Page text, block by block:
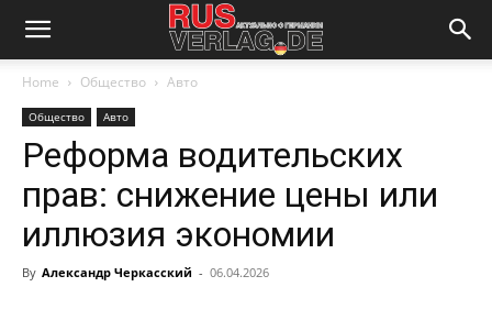
Home Общество Авто
Общество Авто
Реформа водительских
прав: снижение цены или
иллюзия экономии
By Александр Черкасский - 06.04.2026